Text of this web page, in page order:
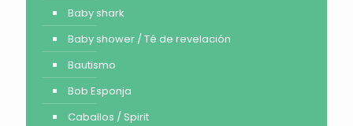
Baby shark
Baby shower / Té de revelación
Bautismo
Bob Esponja
Caballos / Spirit